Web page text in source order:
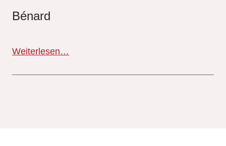
Bénard
Weiterlesen…